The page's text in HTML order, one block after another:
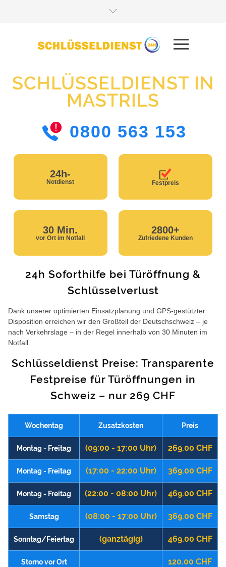
SCHLÜSSELDIENST IN
MASTRILS
0800 563 153
24h-
Notdienst Festpreis
30 Min.
vor Ort im Notfall
2800+
Zufriedene Kunden
24h Soforthilfe bei Türöffnung &
Schlüsselverlust
Dank unserer optimierten Einsatzplanung und GPS-gestützter
Disposition erreichen wir den Großteil der Deutschschweiz – je
nach Verkehrslage – in der Regel innerhalb von 30 Minuten im
Notfall.
Schlüsseldienst Preise: Transparente
Festpreise für Türöffnungen in
Schweiz – nur 269 CHF
Wochentag Zusatzkosten Preis
Montag - Freitag (09:00 - 17:00 Uhr) 269.00 CHF
Montag - Freitag (17:00 - 22:00 Uhr) 369.00 CHF
Montag - Freitag (22:00 - 08:00 Uhr) 469.00 CHF
Samstag (08:00 - 17:00 Uhr) 369.00 CHF
Sonntag/Feiertag (ganztägig) 469.00 CHF
Storno vor Ort 120.00 CHF